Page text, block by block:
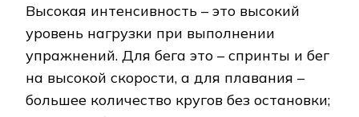
Высокая интенсивность – это высокий
уровень нагрузки при выполнении
упражнений. Для бега это – спринты и бег
на высокой скорости, а для плавания –
большее количество кругов без остановки;